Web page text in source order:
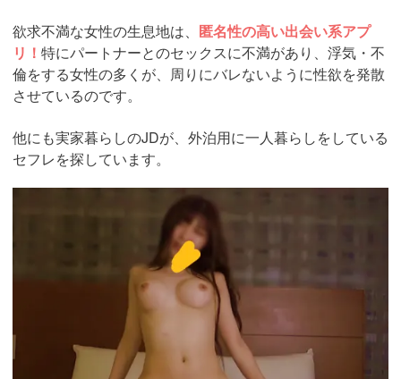
欲求不満な女性の生息地は、 匿名性の高い出会い系アプ
リ！ 特にパートナーとのセックスに不満があり、浮気・不
倫をする女性の多くが、周りにバレないように性欲を発散
させているのです。
他にも実家暮らしのJDが、外泊用に一人暮らしをしている
セフレを探しています。